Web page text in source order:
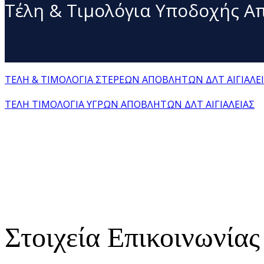
Τέλη & Τιμολόγια Υποδοχής
ΤΕΛΗ & ΤΙΜΟΛΟΓΙΑ ΣΤΕΡΕΩΝ ΑΠΟΒΛΗΤΩΝ ΔΛΤ
ΤΕΛΗ ΤΙΜΟΛΟΓΙΑ ΥΓΡΩΝ ΑΠΟΒΛΗΤΩΝ ΔΛΤ ΑΙΓΙΑΛΕΙΑΣ
Στοιχεία Επικοινωνίας